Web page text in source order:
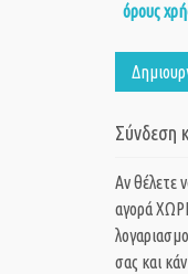
όρους
Σύνδεση
Αν θέλετε
αγορά
σας και